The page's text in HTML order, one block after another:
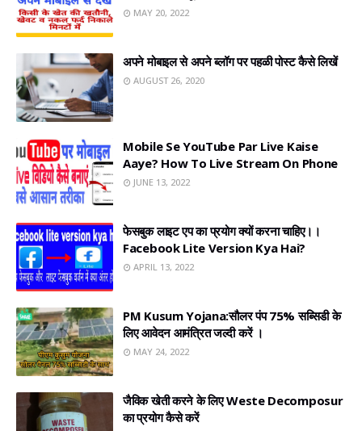
MAY 20, 2022
अपने मोबाइल से अपने ब्लॉग पर पहळी पोस्ट कैसे लिखें
AUGUST 26, 2020
Mobile Se YouTube Par Live Kaise
Aaye? How To Live Stream On Phone
JUNE 13, 2022
फेसबुक लाइट एप का प्रयोग क्यों करना चाहिए।।
Facebook Lite Version Kya Hai?
APRIL 13, 2022
PM Kusum Yojana:सौलर पंप 75% सब्सिडी के
लिए आवेदन आमंत्रित जल्दी करें ।
MAY 24, 2022
जैविक खेती करने के लिए Weste Decomposur
का प्रयोग कैसे करें